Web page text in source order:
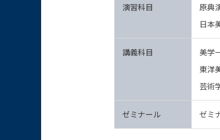
演習科目 原典
日本
講義科目 美学
東洋
芸術
ゼミナール ゼミ